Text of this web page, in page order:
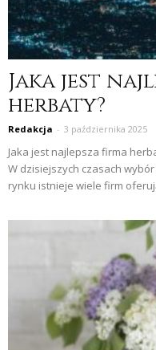
Jaka jest
herbaty?
Redakcja - 3 października 2025
Jaka jest najlepsza firma
W dzisiejszych czasach
rynku istnieje wiele firm